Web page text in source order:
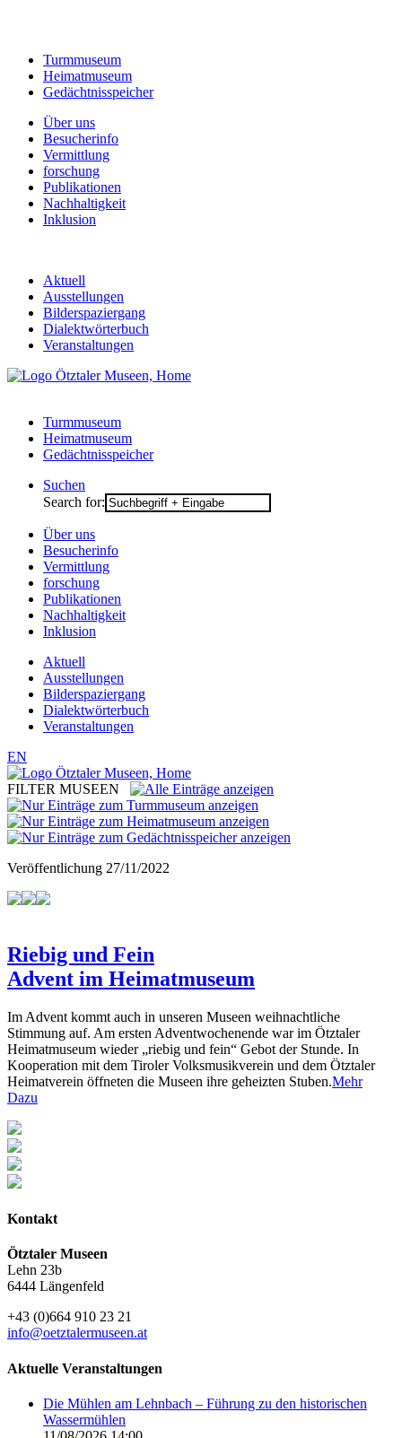
Turmmuseum
Heimatmuseum
Gedächtnisspeicher
Über uns
Besucherinfo
Vermittlung
forschung
Publikationen
Nachhaltigkeit
Inklusion
Aktuell
Ausstellungen
Bilderspaziergang
Dialektwörterbuch
Veranstaltungen
Turmmuseum
Heimatmuseum
Gedächtnisspeicher
Suchen
Search for:
Über uns
Besucherinfo
Vermittlung
forschung
Publikationen
Nachhaltigkeit
Inklusion
Aktuell
Ausstellungen
Bilderspaziergang
Dialektwörterbuch
Veranstaltungen
EN
FILTER MUSEEN
Veröffentlichung 27/11/2022
Riebig und Fein
Advent im Heimatmuseum
Im Advent kommt auch in unseren Museen weihnachtliche
Stimmung auf. Am ersten Adventwochenende war im Ötztaler
Heimatmuseum wieder „riebig und fein“ Gebot der Stunde. In
Kooperation mit dem Tiroler Volksmusikverein und dem Ötztaler
Heimatverein öffneten die Museen ihre geheizten Stuben.Mehr
Dazu
Kontakt
Ötztaler Museen
Lehn 23b
6444 Längenfeld
+43 (0)664 910 23 21
info@oetztalermuseen.at
Aktuelle Veranstaltungen
Die Mühlen am Lehnbach – Führung zu den historischen
Wassermühlen